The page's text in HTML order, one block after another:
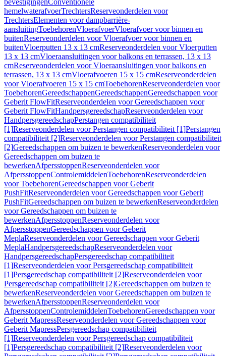
bevestigingenConventionele
hemelwaterafvoerTrechtersReserveonderdelen voor
TrechtersElementen voor dampbarrière-
aansluitingToebehorenVloerafvoerVloerafvoer voor binnen en
buitenReserveonderdelen voor Vloerafvoer voor binnen en
buitenVloerputten 13 x 13 cmReserveonderdelen voor Vloerputten
13 x 13 cmVloeraansluitingen voor balkons en terrassen, 13 x 13
cmReserveonderdelen voor Vloeraansluitingen voor balkons en
terrassen, 13 x 13 cmVloerafvoeren 15 x 15 cmReserveonderdelen
voor Vloerafvoeren 15 x 15 cmToebehorenReserveonderdelen voor
ToebehorenGereedschappenGereedschappenGereedschappen voor
Geberit FlowFitReserveonderdelen voor Gereedschappen voor
Geberit FlowFitHandpersgereedschapReserveonderdelen voor
HandpersgereedschapPerstangen compatibiliteit
[1]Reserveonderdelen voor Perstangen compatibiliteit [1]Perstangen
compatibiliteit [2]Reserveonderdelen voor Perstangen compatibiliteit
[2]Gereedschappen om buizen te bewerkenReserveonderdelen voor
Gereedschappen om buizen te
bewerkenAfpersstoppenReserveonderdelen voor
AfpersstoppenControlemiddelenToebehorenReserveonderdelen
voor ToebehorenGereedschappen voor Geberit
PushFitReserveonderdelen voor Gereedschappen voor Geberit
PushFitGereedschappen om buizen te bewerkenReserveonderdelen
voor Gereedschappen om buizen te
bewerkenAfpersstoppenReserveonderdelen voor
AfpersstoppenGereedschappen voor Geberit
MeplaReserveonderdelen voor Gereedschappen voor Geberit
MeplaHandpersgereedschapReserveonderdelen voor
HandpersgereedschapPersgereedschap compatibiliteit
[1]Reserveonderdelen voor Persgereedschap compatibiliteit
[1]Persgereedschap compatibiliteit [2]Reserveonderdelen voor
Persgereedschap compatibiliteit [2]Gereedschappen om buizen te
bewerkenReserveonderdelen voor Gereedschappen om buizen te
bewerkenAfpersstoppenReserveonderdelen voor
AfpersstoppenControlemiddelenToebehorenGereedschappen voor
Geberit MapressReserveonderdelen voor Gereedschappen voor
Geberit MapressPersgereedschap compatibiliteit
[1]Reserveonderdelen voor Persgereedschap compatibiliteit
[1]Persgereedschap compatibiliteit [2]Reserveonderdelen voor